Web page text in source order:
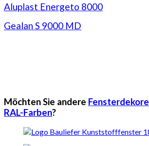
Aluplast Energeto 8000
Gealan S 9000 MD
Möchten Sie andere Fensterdekore
RAL-Farben?